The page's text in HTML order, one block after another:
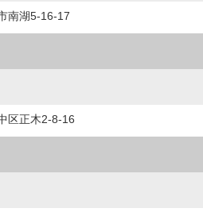
南湖5-16-17
区正木2-8-16